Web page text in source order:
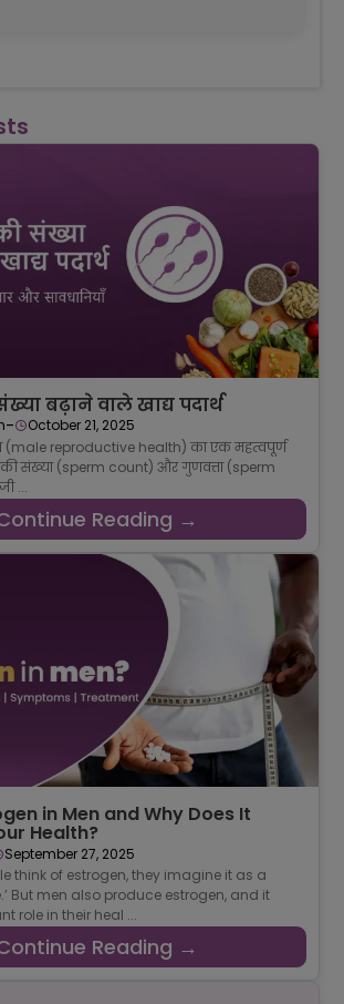
बढ़ाने वाले खाद्य पदार्थ
-
October 21, 2025
(male reproductive health) का एक महत्वपूर्ण
संख्या (sperm count) और गुणवत्ता (sperm
...
Reading →
in Men and Why Does It
Health?
September 27, 2025
think of estrogen, they imagine it as a
But men also produce estrogen, and it
role in their heal ...
Reading →